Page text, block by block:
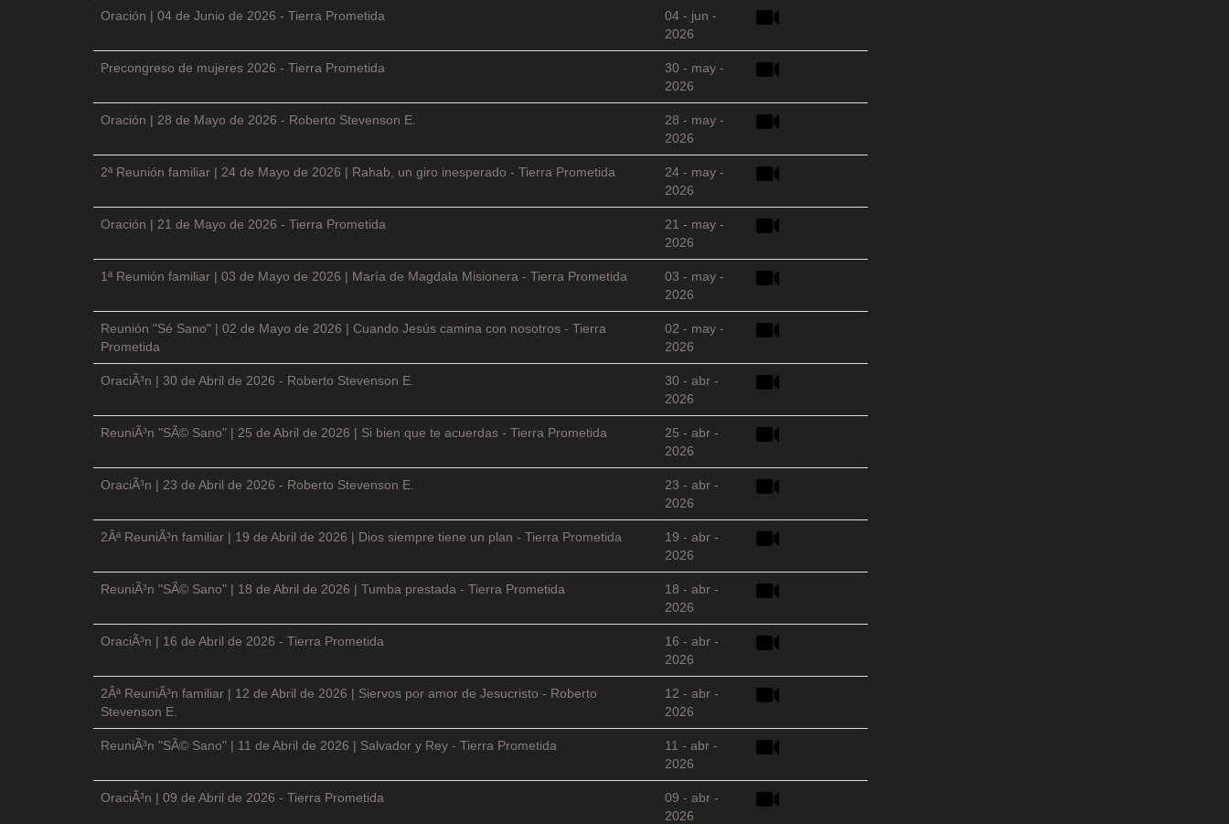
Oración | 04 de Junio de 2026 - Tierra Prometida
04 - jun -
2026
Precongreso de mujeres 2026 - Tierra Prometida
30 - may -
2026
Oración | 28 de Mayo de 2026 - Roberto Stevenson E.
28 - may -
2026
2ª Reunión familiar | 24 de Mayo de 2026 | Rahab, un giro inesperado - Tierra Prometida
24 - may -
2026
Oración | 21 de Mayo de 2026 - Tierra Prometida
21 - may -
2026
1ª Reunión familiar | 03 de Mayo de 2026 | María de Magdala Misionera - Tierra Prometida
03 - may -
2026
Reunión "Sé Sano" | 02 de Mayo de 2026 | Cuando Jesús camina con nosotros - Tierra
Prometida
02 - may -
2026
OraciÃ³n | 30 de Abril de 2026 - Roberto Stevenson E.
30 - abr -
2026
ReuniÃ³n "SÃ© Sano" | 25 de Abril de 2026 | Si bien que te acuerdas - Tierra Prometida
25 - abr -
2026
OraciÃ³n | 23 de Abril de 2026 - Roberto Stevenson E.
23 - abr -
2026
2Âª ReuniÃ³n familiar | 19 de Abril de 2026 | Dios siempre tiene un plan - Tierra Prometida
19 - abr -
2026
ReuniÃ³n "SÃ© Sano" | 18 de Abril de 2026 | Tumba prestada - Tierra Prometida
18 - abr -
2026
OraciÃ³n | 16 de Abril de 2026 - Tierra Prometida
16 - abr -
2026
2Âª ReuniÃ³n familiar | 12 de Abril de 2026 | Siervos por amor de Jesucristo - Roberto
Stevenson E.
12 - abr -
2026
ReuniÃ³n "SÃ© Sano" | 11 de Abril de 2026 | Salvador y Rey - Tierra Prometida
11 - abr -
2026
OraciÃ³n | 09 de Abril de 2026 - Tierra Prometida
09 - abr -
2026